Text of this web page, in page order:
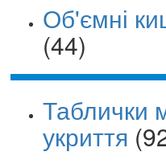
Об'ємні
(44)
Таблички
укриття